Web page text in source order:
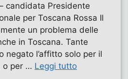
candidata Presidente
per Toscana Rossa Il
un problema delle
in Toscana. Tante
negato l’affitto solo per il
o per … Leggi tutto